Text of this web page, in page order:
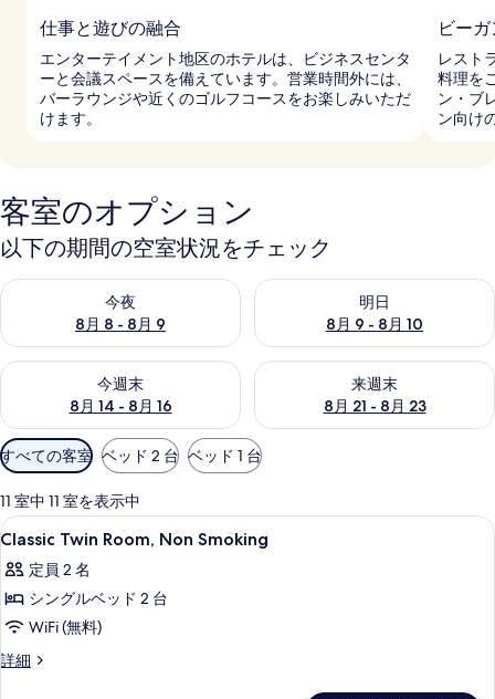
仕事と遊びの融合
エンターテイメント地区のホテルは、ビジネスセンタ
ーと会議スペースを備えています。営業時間外には、
バーラウンジや近くのゴルフコースをお楽しみいただ
けます。
ビー
レスト
料理を
ン・ブ
ン向け
客室のオプション
以下の期間の空室状況をチェック
今夜
8月 8 - 8月 9
今夜 8月 8 - 8月 9 の空室状況をチェック
明日
8月 9 - 8月 10
明日 8月 9 - 8月 10 の空室状
今週末
8月 14 - 8月 16
今週末 8月 14 - 8月 16 の空室状況をチェック
来週末
8月 21 - 8月 23
来週末 8月 21 - 8月 23 の空室
利
用
可
能
な
客
室
の
り
すべての客室 ベッド 2 台 ベッド 1 台
11 室中 11 室を表示中
Classic
Twin
Room,
Non
Smoking
の
バスルーム | バスアメニティ (無料)
3
Classic Twin Room, Non Smoking
定員 2 名
シングルベッド 2 台
WiFi (無料)
詳細
Classic